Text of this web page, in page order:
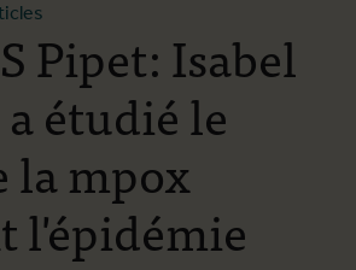
Pipet: Isabel
étudié le
la mpox
l'épidémie